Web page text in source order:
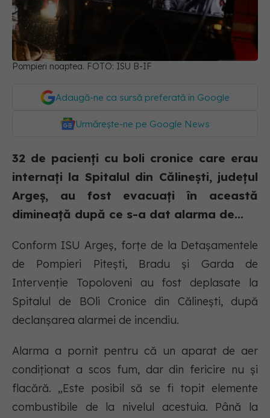
Pompieri noaptea. FOTO: ISU B-IF
Adaugă-ne ca sursă preferată în Google
Urmărește-ne pe Google News
32 de pacienți cu boli cronice care erau
internați la Spitalul din Călinești, județul
Argeș, au fost evacuați în această
dimineață după ce s-a dat alarma de...
Conform ISU Argeș, forţe de la Detaşamentele
de Pompieri Piteşti, Bradu și Garda de
Intervenţie Topoloveni au fost deplasate la
Spitalul de BOli Cronice din Călinești, după
declanșarea alarmei de incendiu.
Alarma a pornit pentru că un aparat de aer
condiționat a scos fum, dar din fericire nu și
flacără. „Este posibil să se fi topit elemente
combustibile de la nivelul acestuia. Până la